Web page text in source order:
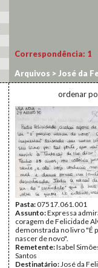
Correspondência: 1
Arquivos > José da
ordenar
Pasta:07517.061.001
Assunto:Expressa
coragem de Felicidade
demonstrada no livro "É
nascer de novo".
Remetente:Isabel
Santos
Destinatário:José da